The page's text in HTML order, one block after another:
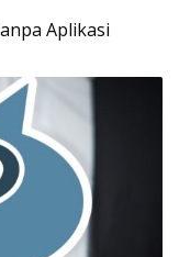
Aplikasi